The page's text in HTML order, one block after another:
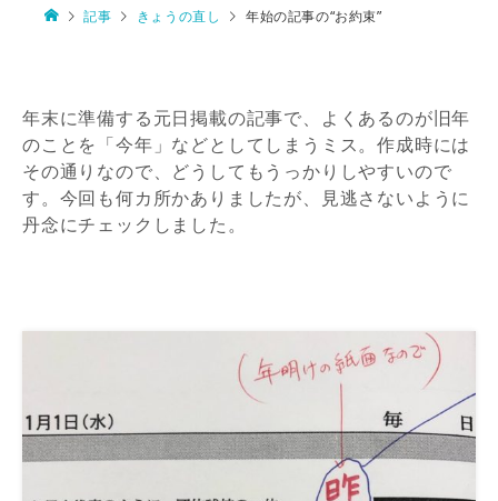
記事 きょうの直し 年始の記事の“お約束”
年末に準備する元日掲載の記事で、よくあるのが旧年
のことを「今年」などとしてしまうミス。作成時には
その通りなので、どうしてもうっかりしやすいので
す。今回も何カ所かありましたが、見逃さないように
丹念にチェックしました。